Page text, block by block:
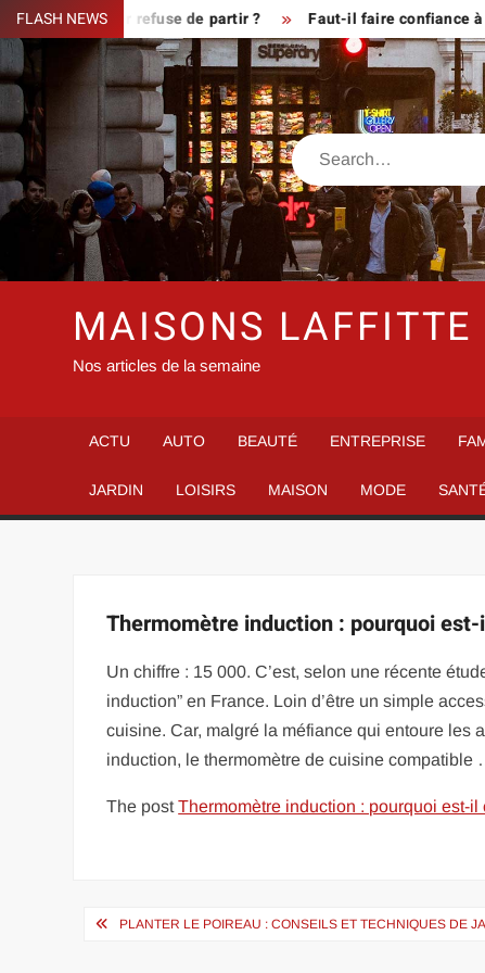
Skip
to
content
FLASH NEWS
le fermier refuse de partir ? Faut-il faire confiance à
Search
MAISONS LAFFITTE
Nos articles de la semaine
ACTU AUTO BEAUTÉ ENTREPRISE
JARDIN LOISIRS MAISON MODE
Thermomètre induction : pourquoi
Un chiffre : 15 000. C’est, selon une récente
induction” en France. Loin d’être un simple
cuisine. Car, malgré la méfiance qui entoure les
induction, le thermomètre de cuisine compatible
The postThermomètre induction : pourquoi est-il
Navigation
PLANTER LE POIREAU : CONSEILS ET TECHNIQUES DE